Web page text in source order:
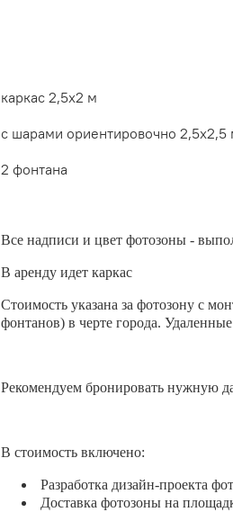
каркас 2,5х2 м
с шарами ориентировочно 2,5х2,5
2 фонтана
Все надписи и цвет фотозоны -
В аренду идет каркас
Стоимость указана за фотозону с
фонтанов) в черте города.
Рекомендуем бронировать нужную
В стоимость включено:
Разработка дизайн-проекта
Доставка фотозоны на